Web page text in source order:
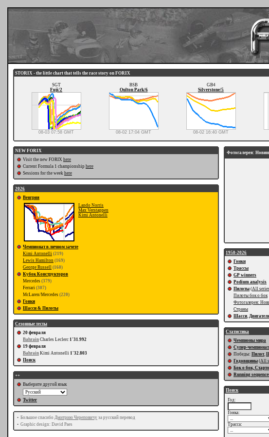
STORIX - the little chart that tells the race story on FORIX
SGT
Fuji/2
08-03 07:58 GMT
BSB
Oulton Park/6
08-02 17:04 GMT
GB4
Silverstone/5
08-02 16:40 GMT
NEW FORIX
Visit the new FORIX here
Current Formula 1 championship here
Sessions for the week here
2026
Венгрия
Lando Norris
Max Verstappen
Kimi Antonelli
Чемпионат в личном зачете
Kimi Antonelli (219)
Lewis Hamilton (169)
George Russell (160)
Кубок Конструкторов
Mercedes (379)
Ferrari (307)
McLaren/Mercedes (220)
Гонки
Шасси & Пилоты
Сезонные тесты
20 февраля
Bahrain Charles Leclerc 1'31.992
19 февраля
Bahrain Kimi Antonelli 1'32.803
Поиск
++
Выберите другой язык
Twitter
• Большое спасибо Дмитрию Череповичу за русский перевод
• Graphic design: David Paes
Фотогалерея:
1950-2026
Гонки
Трассы
GP winners
Podium analysis
Пилоты (All
Пилоты бок о бок
Фотогалерея:
Страны
Шасси,
Статистика
Чемпионы мира
Супер-
Победы: Пилот,
Годовщины (All
Бок о бок,
Running
Поиск
Год:
Гонка:
Трасса: